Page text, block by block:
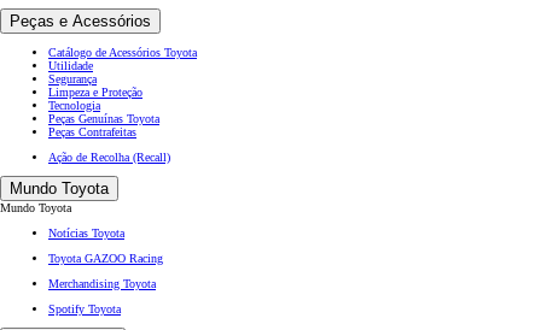
Peças e Acessórios
Catálogo de Acessórios Toyota
Utilidade
Segurança
Limpeza e Proteção
Tecnologia
Peças Genuínas Toyota
Peças Contrafeitas
Ação de Recolha (Recall)
Mundo Toyota
Mundo Toyota
Notícias Toyota
Toyota GAZOO Racing
Merchandising Toyota
Spotify Toyota